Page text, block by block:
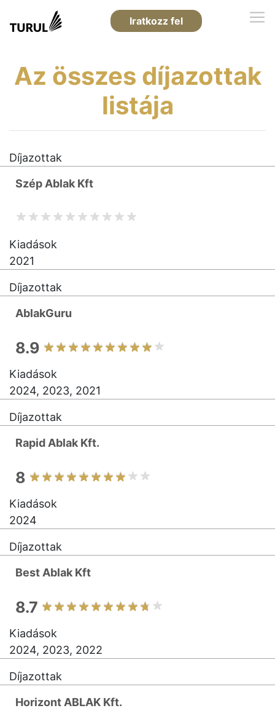
Iratkozz fel
Az összes díjazottak
listája
Díjazottak
Szép Ablak Kft
Kiadások
2021
Díjazottak
AblakGuru
8.9
Kiadások
2024, 2023, 2021
Díjazottak
Rapid Ablak Kft.
8
Kiadások
2024
Díjazottak
Best Ablak Kft
8.7
Kiadások
2024, 2023, 2022
Díjazottak
Horizont ABLAK Kft.